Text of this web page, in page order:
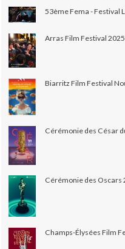
53ème Fema - Festival
Arras Film Festival 2025
Biarritz Film Festival
Cérémonie des César
Cérémonie des Oscars
Champs-Élysées Film